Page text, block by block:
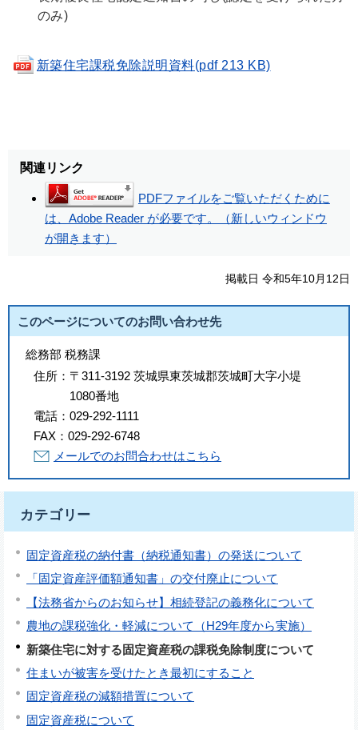
のみ)
新築住宅課税免除説明資料(pdf 213 KB)
関連リンク
PDFファイルをご覧いただくために
は、Adobe Reader が必要です。（新しいウィンドウ
が開きます）
掲載日 令和5年10月12日
このページについてのお問い合わせ先
総務部 税務課
住所： 〒311-3192 茨城県東茨城郡茨城町大字小堤
1080番地
電話： 029-292-1111
FAX： 029-292-6748
メールでのお問合わせはこちら
カテゴリー
固定資産税の納付書（納税通知書）の発送について
「固定資産評価額通知書」の交付廃止について
【法務省からのお知らせ】相続登記の義務化について
農地の課税強化・軽減について（H29年度から実施）
新築住宅に対する固定資産税の課税免除制度について
住まいが被害を受けたとき最初にすること
固定資産税の減額措置について
固定資産税について